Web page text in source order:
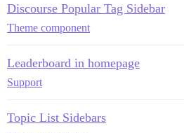
Discourse Popular Tag Sidebar
Theme component
Leaderboard in homepage
Support
Topic List Sidebars